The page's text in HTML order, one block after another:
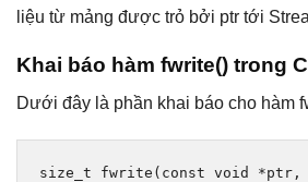
liệu từ mảng được trỏ bởi ptr tới
Khai báo hàm fwrite() trong C
Dưới đây là phần khai báo cho hàm
size_t fwrite ( const void *ptr ,